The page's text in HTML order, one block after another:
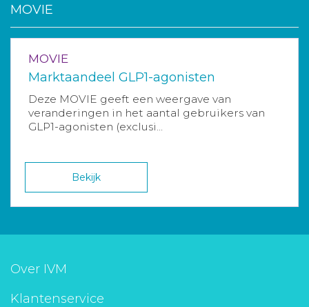
MOVIE
MOVIE
Marktaandeel GLP1-agonisten
Deze MOVIE geeft een weergave van
veranderingen in het aantal gebruikers van
GLP1-agonisten (exclusi...
Bekijk
Over IVM
Klantenservice